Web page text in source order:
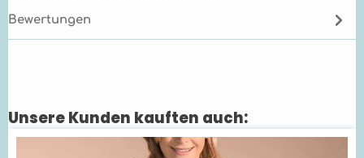
Bewertungen
Produktgalerie überspringen
Unsere Kunden kauften auch: